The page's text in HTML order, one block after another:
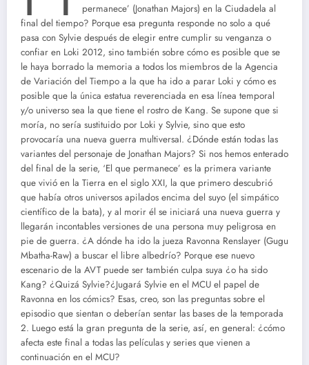
permanece’ (Jonathan Majors) en la Ciudadela al
final del tiempo? Porque esa pregunta responde no solo a qué
pasa con Sylvie después de elegir entre cumplir su venganza o
confiar en Loki 2012, sino también sobre cómo es posible que se
le haya borrado la memoria a todos los miembros de la Agencia
de Variación del Tiempo a la que ha ido a parar Loki y cómo es
posible que la única estatua reverenciada en esa línea temporal
y/o universo sea la que tiene el rostro de Kang. Se supone que si
moría, no sería sustituido por Loki y Sylvie, sino que esto
provocaría una nueva guerra multiversal. ¿Dónde están todas las
variantes del personaje de Jonathan Majors? Si nos hemos enterado
del final de la serie, ‘El que permanece’ es la primera variante
que vivió en la Tierra en el siglo XXI, la que primero descubrió
que había otros universos apilados encima del suyo (el simpático
científico de la bata), y al morir él se iniciará una nueva guerra y
llegarán incontables versiones de una persona muy peligrosa en
pie de guerra. ¿A dónde ha ido la jueza Ravonna Renslayer (Gugu
Mbatha-Raw) a buscar el libre albedrío? Porque ese nuevo
escenario de la AVT puede ser también culpa suya ¿o ha sido
Kang? ¿Quizá Sylvie?¿Jugará Sylvie en el MCU el papel de
Ravonna en los cómics? Esas, creo, son las preguntas sobre el
episodio que sientan o deberían sentar las bases de la temporada
2. Luego está la gran pregunta de la serie, así, en general: ¿cómo
afecta este final a todas las películas y series que vienen a
continuación en el MCU?